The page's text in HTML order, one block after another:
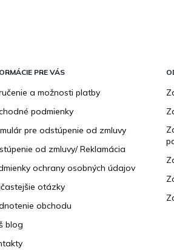
PRE VÁS
a možnosti platby
podmienky
pre odstúpenie od zmluvy
od zmluvy/ Reklamácia
ochrany osobných údajov
otázky
obchodu
blog